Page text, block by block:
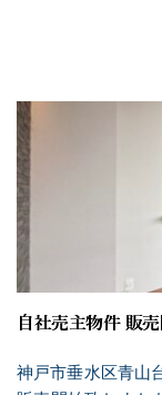
自社売主物件 販
神戸市垂水区青山